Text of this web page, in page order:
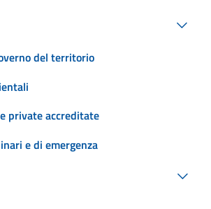
del territorio
private accreditate
e di emergenza